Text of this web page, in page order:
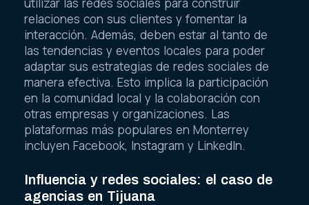
relaciones con sus clientes y fomentar la
interacción. Además, deben estar al tanto de
las tendencias y eventos locales para poder
adaptar sus estrategias de redes sociales de
manera efectiva. Esto implica la participación
en la comunidad local y la colaboración con
otras empresas y organizaciones. Las
plataformas más populares en Monterrey
incluyen Facebook, Instagram y LinkedIn.
Influencia y redes sociales: el caso de
agencias en Tijuana